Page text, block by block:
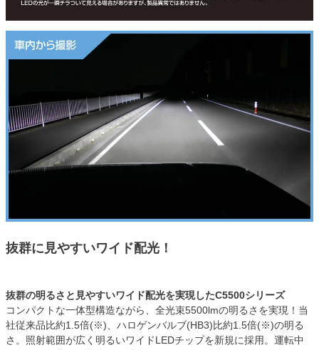
抜群に見やすいワイド配光！
抜群の明るさと見やすいワイド配光を実現したC5500シリーズ
コンパクトな一体型構造ながら、全光束5500lmの明るさを実現！当
社従来品比約1.5倍(※)、ハロゲンバルブ(HB3)比約1.5倍(※)の明る
さ。照射範囲が広く明るいワイドLEDチップを新規に採用。運転中